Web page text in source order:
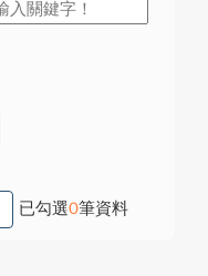
已勾選0筆資料